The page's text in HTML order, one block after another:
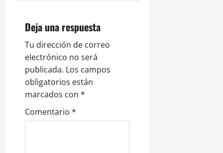
n
d
e
e
n
Deja una respuesta
Tu dirección de correo
electrónico no será
publicada. Los campos
obligatorios están
marcados con *
Comentario *